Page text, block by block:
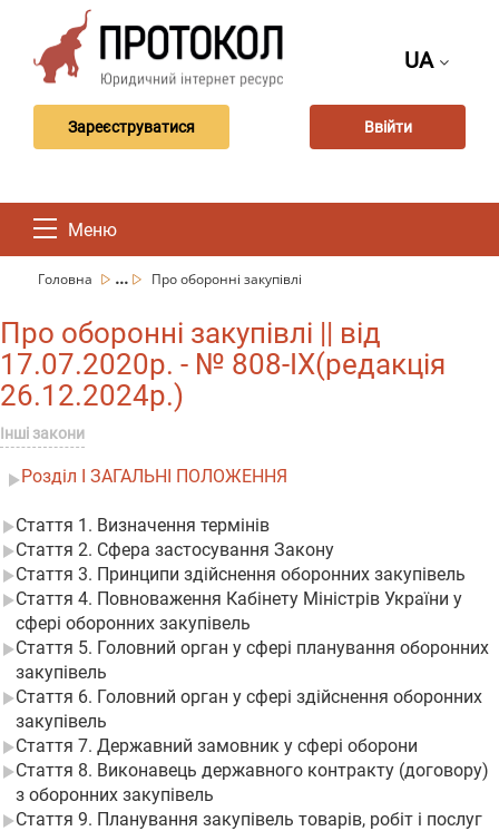
UA
Зареєструватися Ввійти
Меню
Головна ... Про оборонні закупівлі
Про оборонні закупівлі || від
17.07.2020р. - № 808-IX(редакція
26.12.2024р.)
Інші закони
Розділ I ЗАГАЛЬНІ ПОЛОЖЕННЯ
Стаття 1. Визначення термінів
Стаття 2. Сфера застосування Закону
Стаття 3. Принципи здійснення оборонних закупівель
Стаття 4. Повноваження Кабінету Міністрів України у
сфері оборонних закупівель
Стаття 5. Головний орган у сфері планування оборонних
закупівель
Стаття 6. Головний орган у сфері здійснення оборонних
закупівель
Стаття 7. Державний замовник у сфері оборони
Стаття 8. Виконавець державного контракту (договору)
з оборонних закупівель
Стаття 9. Планування закупівель товарів, робіт і послуг